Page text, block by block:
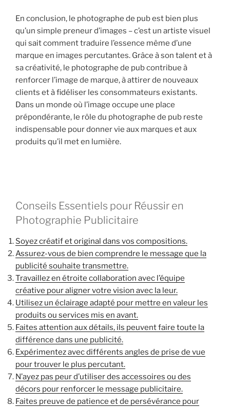
En conclusion, le photographe de pub est bien plus
qu’un simple preneur d’images – c’est un artiste visuel
qui sait comment traduire l’essence même d’une
marque en images percutantes. Grâce à son talent et à
sa créativité, le photographe de pub contribue à
renforcer l’image de marque, à attirer de nouveaux
clients et à fidéliser les consommateurs existants.
Dans un monde où l’image occupe une place
prépondérante, le rôle du photographe de pub reste
indispensable pour donner vie aux marques et aux
produits qu’il met en lumière.
Conseils Essentiels pour Réussir en
Photographie Publicitaire
Soyez créatif et original dans vos compositions.
Assurez-vous de bien comprendre le message que la
publicité souhaite transmettre.
Travaillez en étroite collaboration avec l’équipe
créative pour aligner votre vision avec la leur.
Utilisez un éclairage adapté pour mettre en valeur les
produits ou services mis en avant.
Faites attention aux détails, ils peuvent faire toute la
différence dans une publicité.
Expérimentez avec différents angles de prise de vue
pour trouver le plus percutant.
N’ayez pas peur d’utiliser des accessoires ou des
décors pour renforcer le message publicitaire.
Faites preuve de patience et de persévérance pour